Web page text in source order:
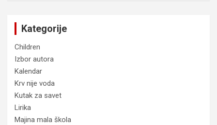
Kategorije
Children
Izbor autora
Kalendar
Krv nije voda
Kutak za savet
Lirika
Majina mala škola